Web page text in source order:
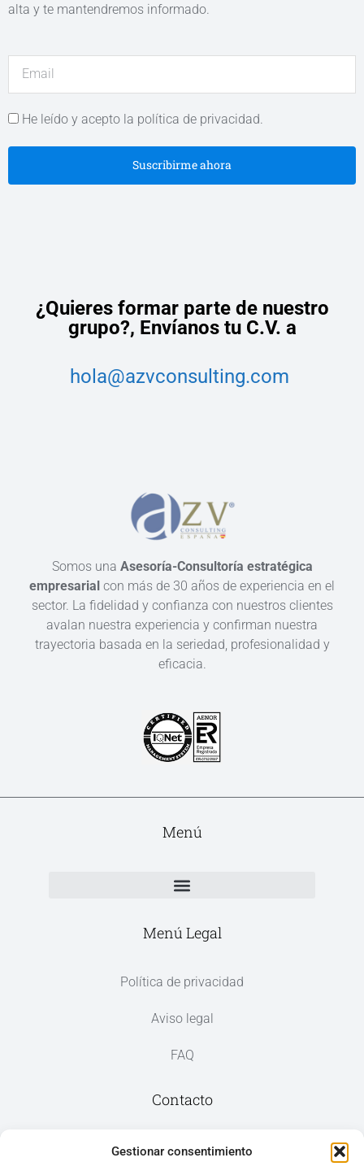
Gestionar consentimiento
alta y te mantendremos informado.
He leído y acepto la política de privacidad.
Suscribirme ahora
¿Quieres formar parte de nuestro
grupo?, Envíanos tu C.V. a
hola@azvconsulting.com
Somos una Asesoría-Consultoría estratégica
empresarial con más de 30 años de experiencia en el
sector. La fidelidad y confianza con nuestros clientes
avalan nuestra experiencia y confirman nuestra
trayectoria basada en la seriedad, profesionalidad y
eficacia.
Menú
Menú Legal
Política de privacidad
Aviso legal
FAQ
Contacto
Av. del Mar, 59, 03187 Los Montesinos,